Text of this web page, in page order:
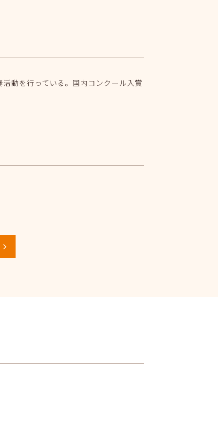
動を行っている。国内コンクール入賞